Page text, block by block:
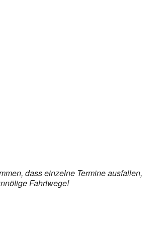
dass einzelne Termine ausfallen,
Fahrtwege!